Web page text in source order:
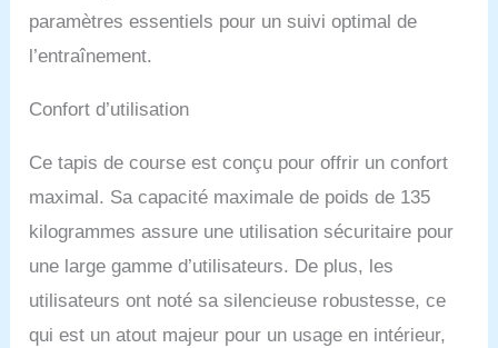
paramètres essentiels pour un suivi optimal de
l’entraînement.
Confort d’utilisation
Ce tapis de course est conçu pour offrir un confort
maximal. Sa capacité maximale de poids de 135
kilogrammes assure une utilisation sécuritaire pour
une large gamme d’utilisateurs. De plus, les
utilisateurs ont noté sa silencieuse robustesse, ce
qui est un atout majeur pour un usage en intérieur,